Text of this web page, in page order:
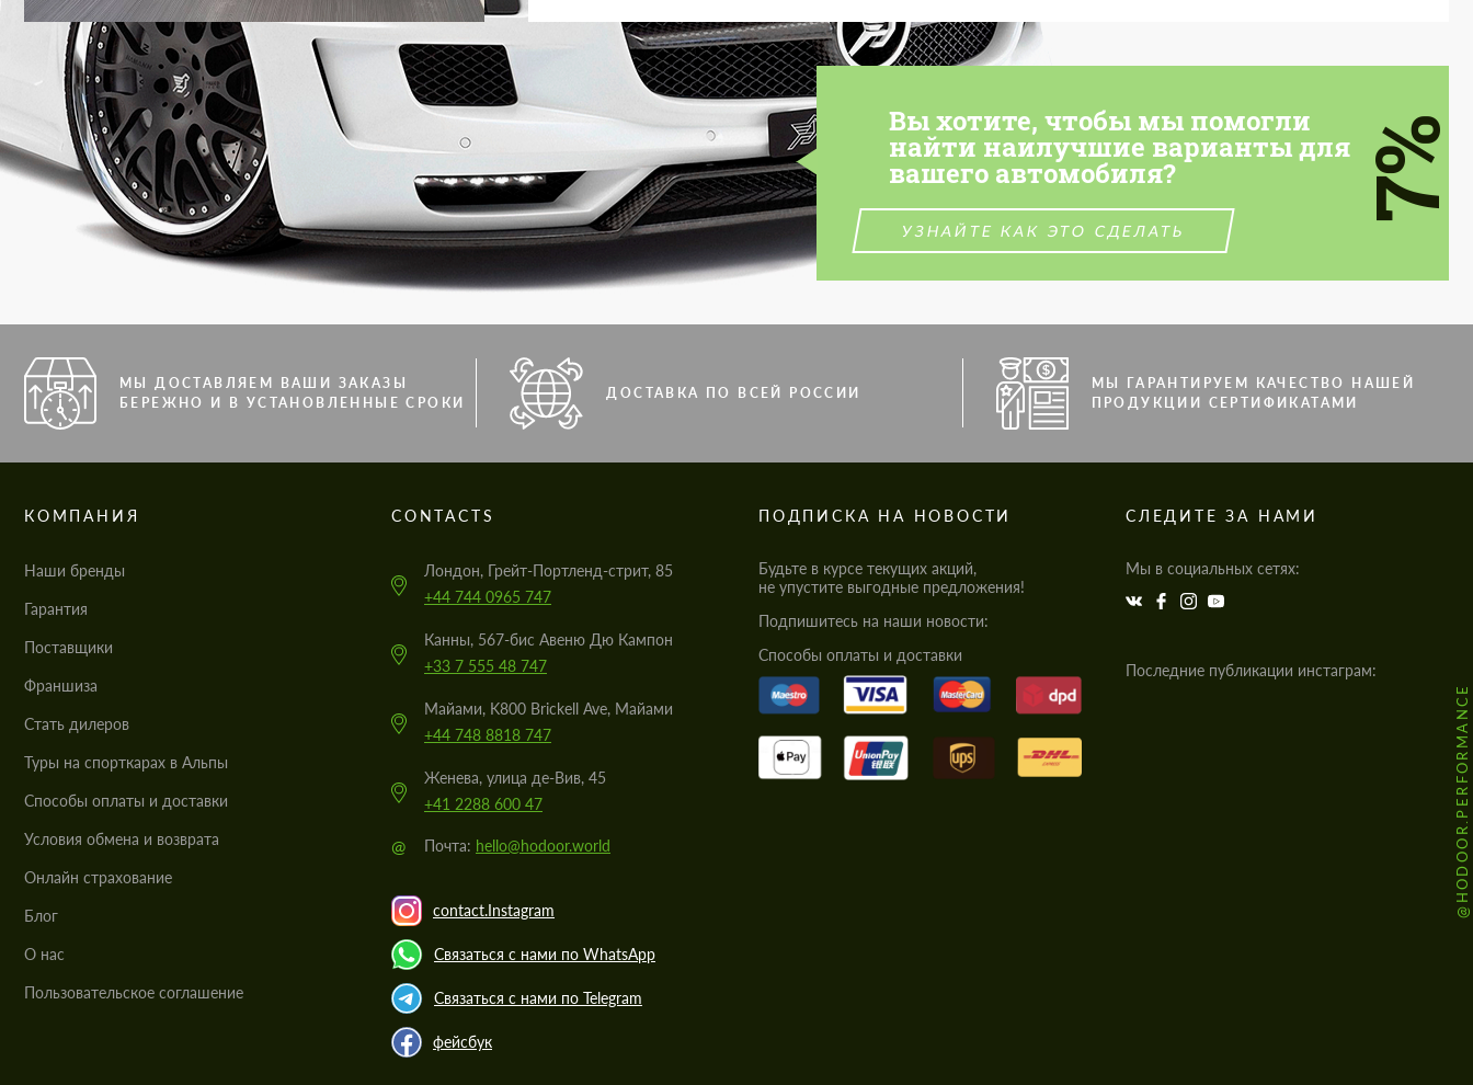
Вы хотите, чтобы мы помогли
найти наилучшие варианты для
вашего автомобиля?
УЗНАЙТЕ КАК ЭТО СДЕЛАТЬ
7%
МЫ ДОСТАВЛЯЕМ ВАШИ ЗАКАЗЫ
БЕРЕЖНО И В УСТАНОВЛЕННЫЕ СРОКИ
ДОСТАВКА ПО ВСЕЙ РОССИИ
МЫ ГАРАНТИРУЕМ КАЧЕСТВО НАШЕЙ
ПРОДУКЦИИ СЕРТИФИКАТАМИ
КОМПАНИЯ
Наши бренды
Гарантия
Поставщики
Франшиза
Стать дилеров
Туры на спорткарах в Альпы
Cпособы оплаты и доставки
Условия обмена и возврата
Онлайн страхование
Блог
О нас
Пользовательское соглашение
CONTACTS
Лондон, Грейт-Портленд-стрит, 85
+44 744 0965 747
Канны, 567-бис Авеню Дю Кампон
+33 7 555 48 747
Майами, K800 Brickell Ave, Майами
+44 748 8818 747
Женева, улица де-Вив, 45
+41 2288 600 47
@ Почта: hello@hodoor.world
contact.Instagram
Связаться с нами по WhatsApp
Связаться с нами по Telegram
фейсбук
ПОДПИСКА НА НОВОСТИ
Будьте в курсе текущих акций,
не упустите выгодные предложения!
Подпишитесь на наши новости:
Cпособы оплаты и доставки
СЛЕДИТЕ ЗА НАМИ
Мы в социальных сетях:
Последние публикации инстаграм:
@HODOOR.PERFORMANCE